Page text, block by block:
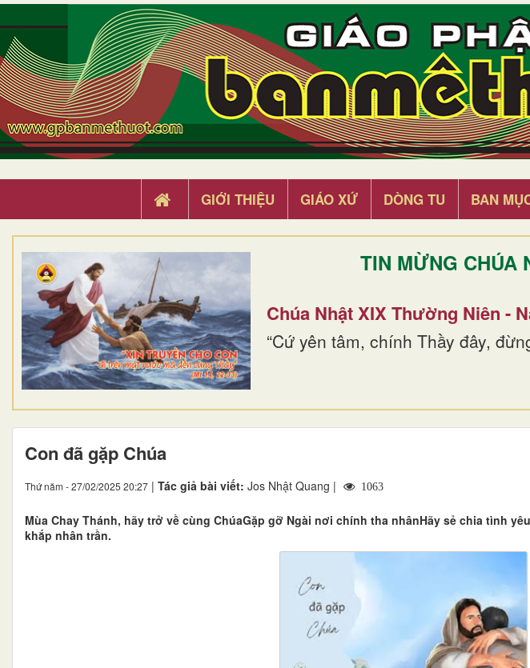
GIỚI THIỆU GIÁO XỨ DÒNG TU BAN
TIN MỪNG CHÚA
Chúa Nhật XIX Thường Niên -
“Cứ yên tâm, chính Thầy đây,
Con đã gặp Chúa
Thứ năm - 27/02/2025 20:27 | Tác giả bài viết: Jos Nhật Quang | 1063
Mùa Chay Thánh, hãy trở về cùng ChúaGặp gỡ Ngài nơi chính tha nhânHãy sẻ chia tình
khắp nhân trần.